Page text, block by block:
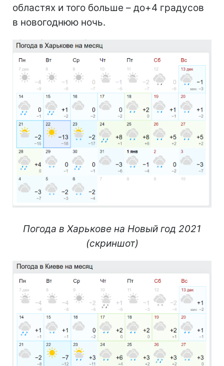
областях и того больше – до+4 градусов
в новогоднюю ночь.
Погода в Харькове на Новый год 2021
(скриншот)